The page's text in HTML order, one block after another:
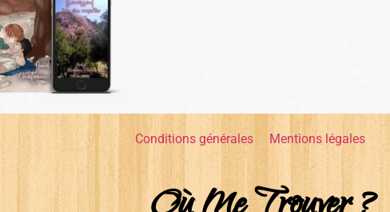
Conditions générales Mentions légales